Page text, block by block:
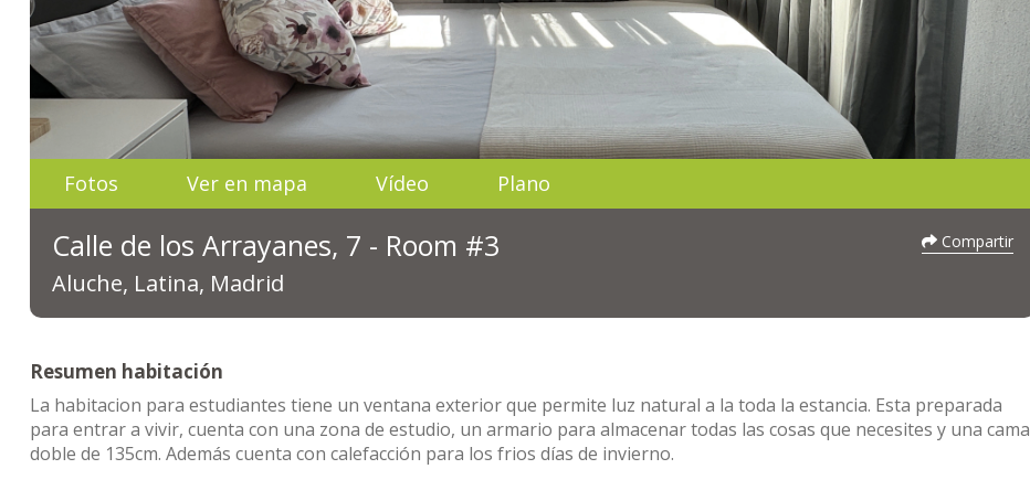
Fotos Ver en mapa Vídeo Plano
Calle de los Arrayanes, 7 - Room #3
Aluche, Latina, Madrid
Compartir
Resumen habitación
La habitacion para estudiantes tiene un ventana exterior que permite luz natural a la toda la estancia. Esta preparada
para entrar a vivir, cuenta con una zona de estudio, un armario para almacenar todas las cosas que necesites y una cama
doble de 135cm. Además cuenta con calefacción para los frios días de invierno.